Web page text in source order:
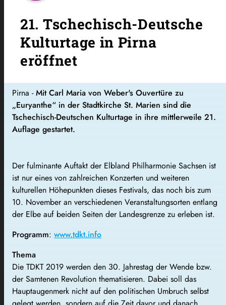
21. Tschechisch-Deutsche
Kulturtage in Pirna
eröffnet
Pirna -Mit Carl Maria von Weber's Ouvertüre zu
„Euryanthe“ in der Stadtkirche St. Marien sind die
Tschechisch-Deutschen Kulturtage in ihre mittlerweile 21.
Auflage gestartet.
Der fulminante Auftakt der Elbland Philharmonie Sachsen ist
ist nur eines von zahlreichen Konzerten und weiteren
kulturellen Höhepunkten dieses Festivals, das noch bis zum
10. November an verschiedenen Veranstaltungsorten entlang
der Elbe auf beiden Seiten der Landesgrenze zu erleben ist.
Programm: www.tdkt.info
Thema
Die TDKT 2019 werden den 30. Jahrestag der Wende bzw.
der Samtenen Revolution thematisieren. Dabei soll das
Hauptaugenmerk nicht auf den politischen Umbruch selbst